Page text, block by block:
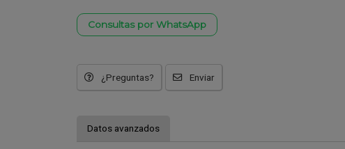
Consultas por WhatsApp
¿Preguntas? Enviar
Datos avanzados